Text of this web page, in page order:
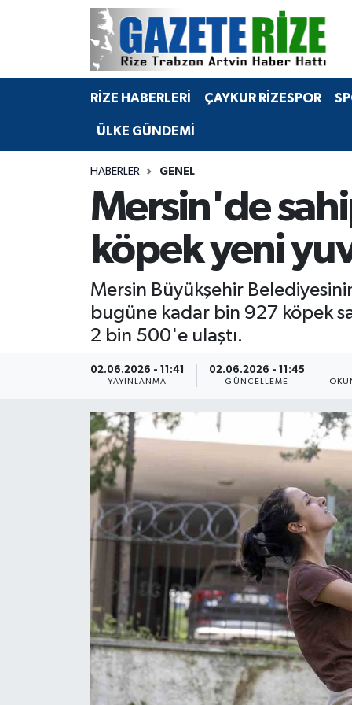
RİZE HABERLERİ ÇAYKUR RİZESPOR
ÜLKE GÜNDEMİ
HABERLER GENEL
Mersin'de
köpek yeni
Mersin Büyükşehir
bugüne kadar bin 927 köpek
2 bin 500'e ulaştı.
02.06.2026 - 11:41
YAYINLANMA
02.06.2026 - 11:45
GÜNCELLEME
BÖLGEMİZ
Bilim Teknoloji
Advertising news
Canlı Maç
Dış Haberler
EKONOMİ
English News
Flaş Haber
Gayrimenkul
Merkez Nöbetçi Eczaneler
Merkez Hava Durumu
Merkez Trafik Yoğunluk Haritası
Tüm Manşetler
Son Dakika Haberleri
Haber Arşivi